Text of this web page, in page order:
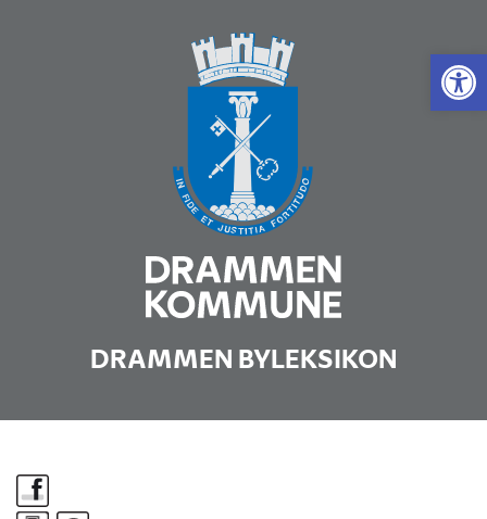
Vis
DRAMMEN BYLEKSIKON